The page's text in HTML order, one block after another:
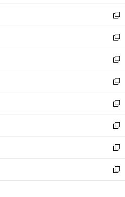
開
く
ウ
で
開
く
ウ
ィ
ン
ド
ウ
で
開
く
し
い
ウ
ィ
ン
ド
ウ
で
開
く
新
し
い
ウ
ィ
ン
ド
ウ
で
開
く
新
し
い
ウ
ィ
ン
ド
ウ
で
開
く
新
し
い
ウ
ィ
ン
ド
ウ
で
開
く
新
し
い
ウ
ィ
ン
ド
ウ
で
開
新
し
い
ウ
ィ
ン
ド
ウ
新
し
い
ウ
ィ
ン
新
し
い
ウ
新
し